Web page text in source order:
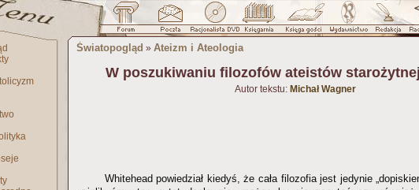
Światopogląd » Ateizm i Ateologia
W poszukiwaniu filozofów ateistów
Autor tekstu: Michał Wagner
Whitehead powiedział kiedyś, że cała filozofia jest jedynie